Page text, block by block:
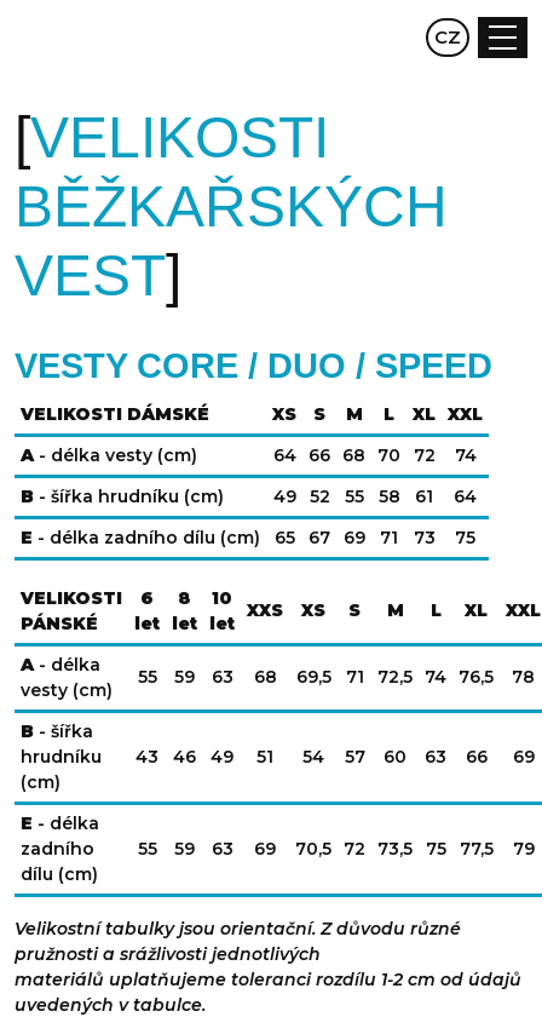
EN DE
CZ
VELIKOSTI
BĚŽKAŘSKÝCH
VEST
VESTY CORE / DUO / SPEED
VELIKOSTI DÁMSKÉ XS S M L XL XXL
A- délka vesty (cm) 64 66 68 70 72
74
B - šířka hrudníku (cm) 49 52 55 58 61
64
E - délka zadního dílu (cm) 65 67 69 71 73 75
VELIKOSTI
PÁNSKÉ
6
let
8
let
10
let
XXS XS S M L XL XXL
A- délka
vesty (cm)
55 59 63 68 69,5 71 72,5 74 76,5 78
B - šířka
hrudníku
(cm)
43 46 49 51 54 57 60 63 66 69
E - délka
zadního
dílu (cm)
55 59 63 69 70,5 72 73,5 75 77,5 79
Velikostní tabulky jsou orientační. Z důvodu různé
pružnosti a srážlivosti jednotlivých
materiálů uplatňujeme toleranci rozdílu 1-2 cm od údajů
uvedených v tabulce.